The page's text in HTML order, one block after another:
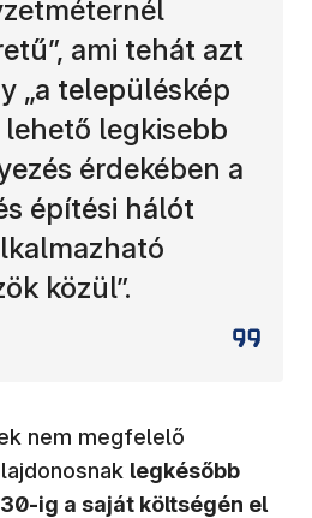
ami tehát azt
„a településkép
lehető legkisebb
érdekében a
építési hálót
közül”.
nem megfelelő
legkésőbb
ig a saját költségén el